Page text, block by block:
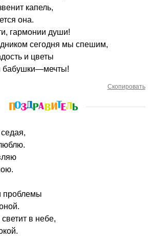
капель,
она.
гармонии души!
сегодня мы спешим,
и цветы
бабушки—мечты!
Скопировать
седая,
проблемы
в небе,